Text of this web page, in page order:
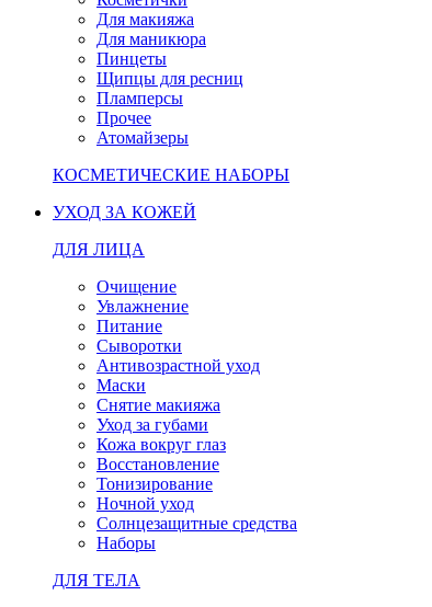
Для макияжа
Для маникюра
Пинцеты
Щипцы для ресниц
Пламперсы
Прочее
Атомайзеры
КОСМЕТИЧЕСКИЕ НАБОРЫ
УХОД ЗА КОЖЕЙ
ДЛЯ ЛИЦА
Очищение
Увлажнение
Питание
Сыворотки
Антивозрастной уход
Маски
Снятие макияжа
Уход за губами
Кожа вокруг глаз
Восстановление
Тонизирование
Ночной уход
Солнцезащитные средства
Наборы
ДЛЯ ТЕЛА